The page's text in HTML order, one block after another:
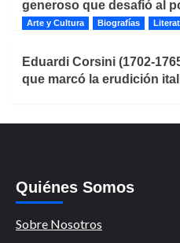
generoso que desafió al
Arte y Cultura Biografías
Eduardi Corsini (1702-
que marcó la erudición
Quiénes Somos
Sobre Nosotros